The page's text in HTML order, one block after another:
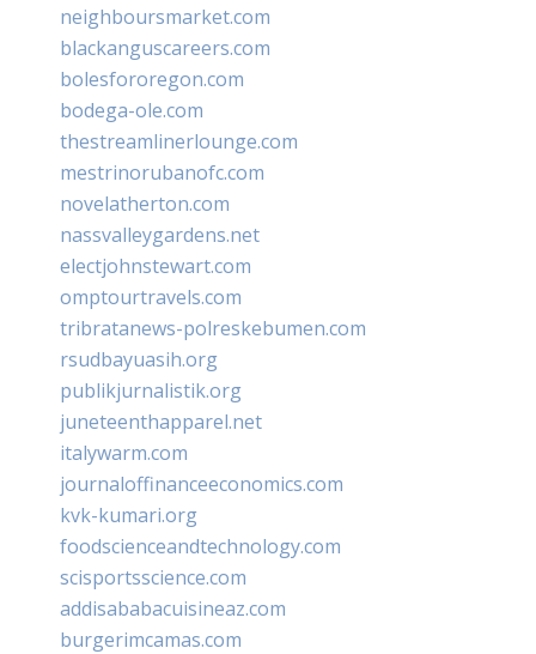
neighboursmarket.com
blackanguscareers.com
bolesfororegon.com
bodega-ole.com
thestreamlinerlounge.com
mestrinorubanofc.com
novelatherton.com
nassvalleygardens.net
electjohnstewart.com
omptourtravels.com
tribratanews-polreskebumen.com
rsudbayuasih.org
publikjurnalistik.org
juneteenthapparel.net
italywarm.com
journaloffinanceeconomics.com
kvk-kumari.org
foodscienceandtechnology.com
scisportsscience.com
addisababacuisineaz.com
burgerimcamas.com